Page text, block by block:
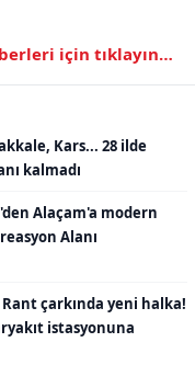
için tıklayın…
Kars... 28 ilde
kalmadı
Alaçam'a modern
Alanı
çarkında yeni halka!
istasyonuna